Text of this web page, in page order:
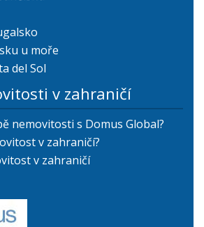
u moře
del Sol
v zahraničí
nemovitosti s Domus Global?
v zahraničí?
v zahraničí